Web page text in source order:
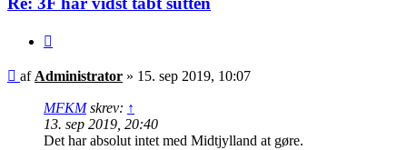
Indlæg
af Administrator » 15. sep 2019, 10:07
MFKMskrev: ↑
13. sep 2019, 20:40
Det har absolut intet med Midtjylland at gøre.